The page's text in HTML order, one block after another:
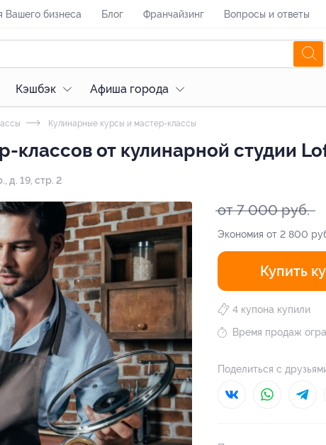
Вашего бизнеса Блог Франчайзинг Вопросы и ответы
Кэшбэк Афиша города
Кулинарные курсы и мастер-классы
от кулинарной студии
д. 19, стр. 2
от 7 000 руб.
Экономия от 2 800
Купить
4 купона купили
Время продаж
Поделиться с